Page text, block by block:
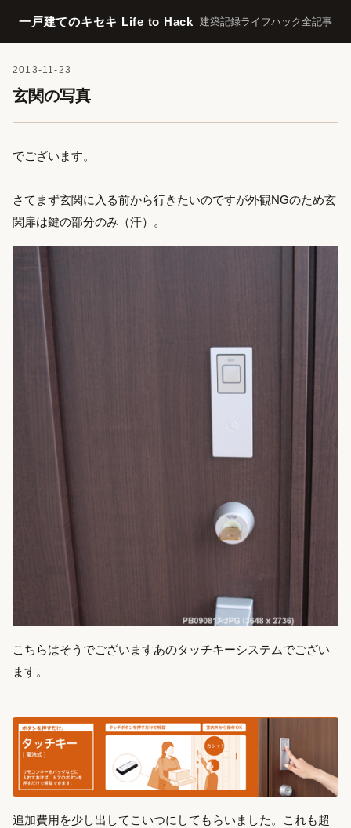
一戸建てのキセキ Life to Hack 建築記録ライフハック全記事
2013-11-23
玄関の写真
でございます。
さてまず玄関に入る前から行きたいのですが外観NGのため玄
関扉は鍵の部分のみ（汗）。
こちらはそうでございますあのタッチキーシステムでござい
ます。
追加費用を少し出してこいつにしてもらいました。これも超